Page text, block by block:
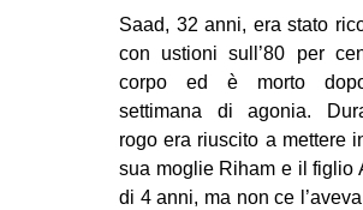
MONDO
EVENTI
in
Saad, 32 anni, era stato
con ustioni sull’80 per
corpo ed è morto
settimana di agonia.
rogo era riuscito a mettere
sua moglie Riham e il figlio
di 4 anni, ma non ce